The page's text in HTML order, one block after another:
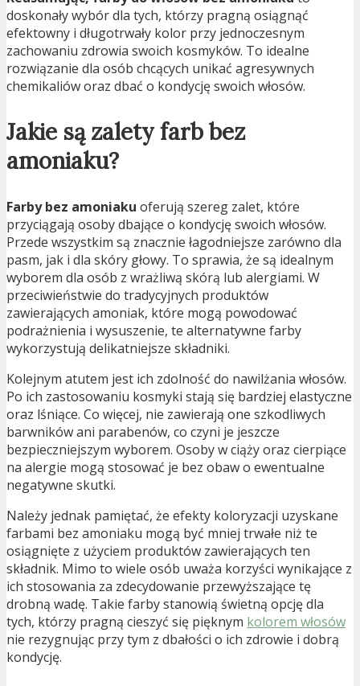
doskonały wybór dla tych, którzy pragną osiągnąć
efektowny i długotrwały kolor przy jednoczesnym
zachowaniu zdrowia swoich kosmyków. To idealne
rozwiązanie dla osób chcących unikać agresywnych
chemikaliów oraz dbać o kondycję swoich włosów.
Jakie są zalety farb bez
amoniaku?
Farby bez amoniaku oferują szereg zalet, które
przyciągają osoby dbające o kondycję swoich włosów.
Przede wszystkim są znacznie łagodniejsze zarówno dla
pasm, jak i dla skóry głowy. To sprawia, że są idealnym
wyborem dla osób z wrażliwą skórą lub alergiami. W
przeciwieństwie do tradycyjnych produktów
zawierających amoniak, które mogą powodować
podrażnienia i wysuszenie, te alternatywne farby
wykorzystują delikatniejsze składniki.
Kolejnym atutem jest ich zdolność do nawilżania włosów.
Po ich zastosowaniu kosmyki stają się bardziej elastyczne
oraz lśniące. Co więcej, nie zawierają one szkodliwych
barwników ani parabenów, co czyni je jeszcze
bezpieczniejszym wyborem. Osoby w ciąży oraz cierpiące
na alergie mogą stosować je bez obaw o ewentualne
negatywne skutki.
Należy jednak pamiętać, że efekty koloryzacji uzyskane
farbami bez amoniaku mogą być mniej trwałe niż te
osiągnięte z użyciem produktów zawierających ten
składnik. Mimo to wiele osób uważa korzyści wynikające z
ich stosowania za zdecydowanie przewyższające tę
drobną wadę. Takie farby stanowią świetną opcję dla
tych, którzy pragną cieszyć się pięknym kolorem włosów
nie rezygnując przy tym z dbałości o ich zdrowie i dobrą
kondycję.